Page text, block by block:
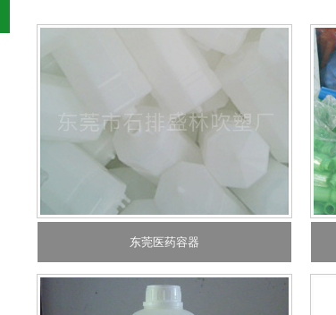
东莞医药容器